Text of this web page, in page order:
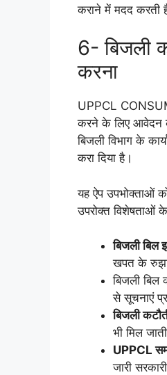
कराने में मदद करती
6- बिजली
करना
UPPCL
करने के लिए आवेदन
बिजली विभाग के
करा दिया है।
यह ऐप उपभोक्ताओं
उपरोक्त विशेषताओं
बिजली बिल
खपत के
बिजली बिल
से सूचनाएं
बिजली
भी मिल
UPPCL
जारी